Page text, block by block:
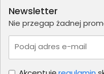
Newsletter
Nie przegap żadnej
Podaj adres e-mail